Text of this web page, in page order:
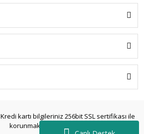
kartı bilgileriniz 256bit SSL sertifikası ile
korunmaktadır.